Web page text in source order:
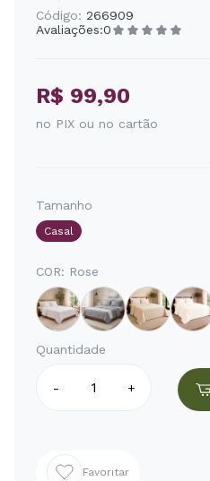
Código: 266909
Avaliações:0
R$ 99,90
no PIX ou no cartão
Tamanho
Casal
COR: Rose
Quantidade
- +
Favoritar